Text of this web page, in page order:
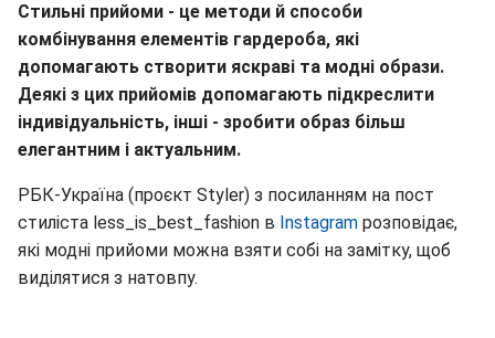
Стильні прийоми - це методи й способи
комбінування елементів гардероба, які
допомагають створити яскраві та модні образи.
Деякі з цих прийомів допомагають підкреслити
індивідуальність, інші - зробити образ більш
елегантним і актуальним.
РБК-Україна (проєкт Styler) з посиланням на пост
стиліста less_is_best_fashion в Instagram розповідає,
які модні прийоми можна взяти собі на замітку, щоб
виділятися з натовпу.